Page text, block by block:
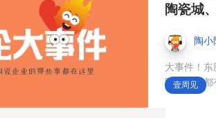
独一无二的展
第45届佛山陶博
10月18日#中
牌出口#瓷砖
陶瓷城
陶小
大事件！
陶卫企业都
壹周见